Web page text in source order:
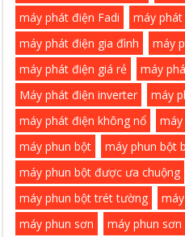
máy phát điện Fadi
máy
máy phát điện gia đình
máy
máy phát điện giá rẻ
máy
Máy phát điện inverter
máy
máy phát điện không nổ
máy phun bột
máy phun bột
máy phun bột được ưa chuộng
máy phun bột trét tường
máy phun sơn
máy phun